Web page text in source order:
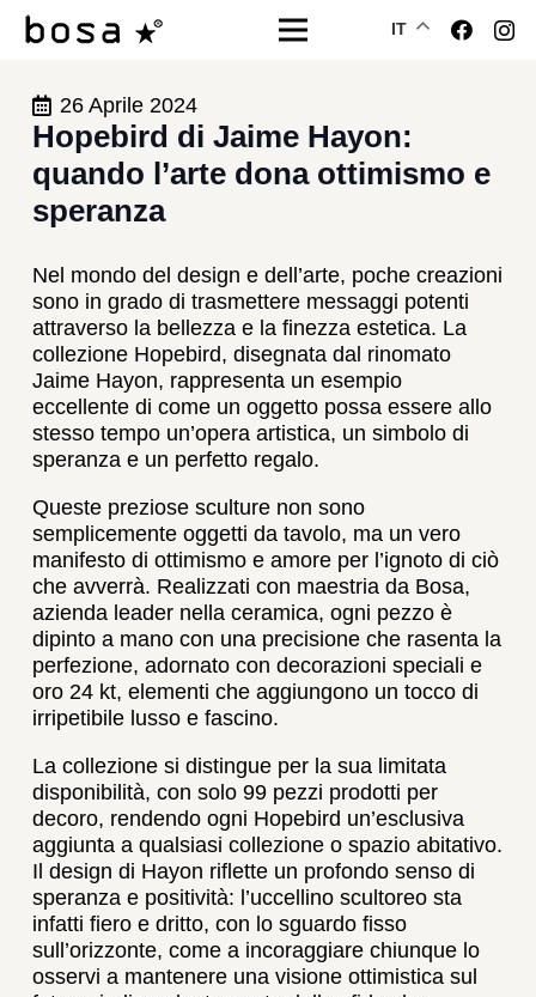
IT
26 Aprile 2024
Hopebird di Jaime Hayon:
quando l’arte dona ottimismo e
speranza
Nel mondo del design e dell’arte, poche creazioni
sono in grado di trasmettere messaggi potenti
attraverso la bellezza e la finezza estetica. La
collezione Hopebird, disegnata dal rinomato
Jaime Hayon, rappresenta un esempio
eccellente di come un oggetto possa essere allo
stesso tempo un’opera artistica, un simbolo di
speranza e un perfetto regalo.
Queste preziose sculture non sono
semplicemente oggetti da tavolo, ma un vero
manifesto di ottimismo e amore per l’ignoto di ciò
che avverrà. Realizzati con maestria da Bosa,
azienda leader nella ceramica, ogni pezzo è
dipinto a mano con una precisione che rasenta la
perfezione, adornato con decorazioni speciali e
oro 24 kt, elementi che aggiungono un tocco di
irripetibile lusso e fascino.
La collezione si distingue per la sua limitata
disponibilità, con solo 99 pezzi prodotti per
decoro, rendendo ogni Hopebird un’esclusiva
aggiunta a qualsiasi collezione o spazio abitativo.
Il design di Hayon riflette un profondo senso di
speranza e positività: l’uccellino scultoreo sta
infatti fiero e dritto, con lo sguardo fisso
sull’orizzonte, come a incoraggiare chiunque lo
osservi a mantenere una visione ottimistica sul